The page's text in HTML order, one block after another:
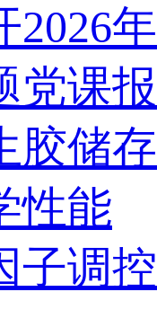
2026
党课
胶储
性能
子调